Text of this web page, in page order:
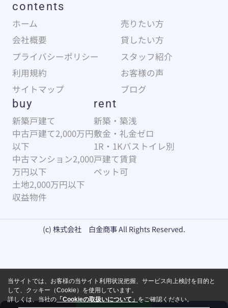
contents
ホーム
売りたい方
会社概要
貸したい方
プライバシーポリシー
スタッフ紹介
利用規約
お客様の声
サイトマップ
ブログ
buy
新築戸建て
中古戸建て2,000万円
以下
中古マンション2,000
万円以下
土地2,000万円以下
収益物件
rent
新築・築浅
敷金・礼金ゼロ
1R・1Kバストイレ別
戸建て賃貸
ペット可
(c) 株式会社 白金商事 All Rights Reserved.
当サイトでは、お客様の当サイト利用状況把握、サービス向上検討を目的と
して、クッキー（Cookie）を使用しています。
詳しくは、当社の「Cookieの取扱いについて」をご確認ください。